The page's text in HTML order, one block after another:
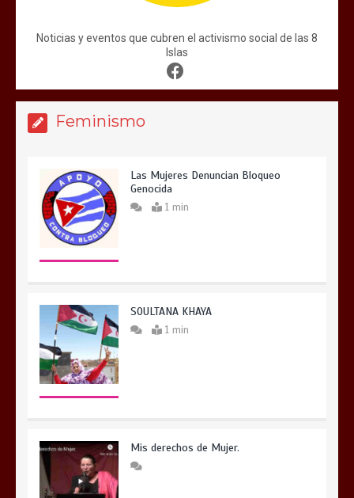
Noticias y eventos que cubren el activismo social de las 8
Islas
Feminismo
Las Mujeres Denuncian Bloqueo
Genocida
1 min
SOULTANA KHAYA
1 min
Mis derechos de Mujer.